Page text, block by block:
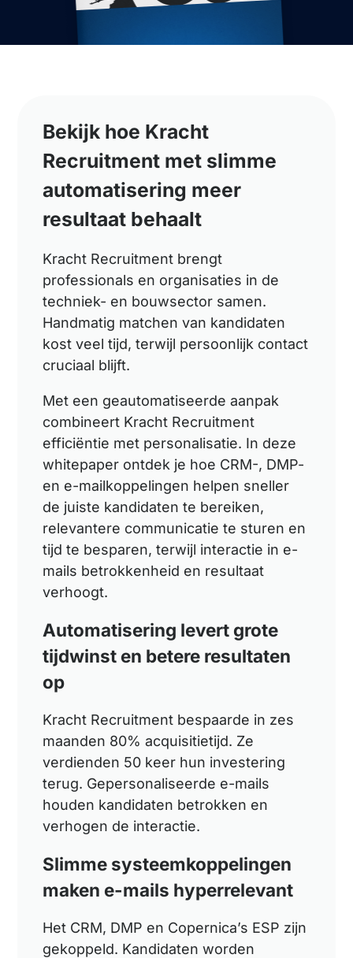
Bekijk hoe Kracht
Recruitment met slimme
automatisering meer
resultaat behaalt
Kracht Recruitment brengt
professionals en organisaties in de
techniek- en bouwsector samen.
Handmatig matchen van kandidaten
kost veel tijd, terwijl persoonlijk contact
cruciaal blijft.
Met een geautomatiseerde aanpak
combineert Kracht Recruitment
efficiëntie met personalisatie. In deze
whitepaper ontdek je hoe CRM-, DMP-
en e-mailkoppelingen helpen sneller
de juiste kandidaten te bereiken,
relevantere communicatie te sturen en
tijd te besparen, terwijl interactie in e-
mails betrokkenheid en resultaat
verhoogt.
Automatisering levert grote
tijdwinst en betere resultaten
op
Kracht Recruitment bespaarde in zes
maanden 80% acquisitietijd. Ze
verdienden 50 keer hun investering
terug. Gepersonaliseerde e-mails
houden kandidaten betrokken en
verhogen de interactie.
Slimme systeemkoppelingen
maken e-mails hyperrelevant
Het CRM, DMP en Copernica’s ESP zijn
gekoppeld. Kandidaten worden